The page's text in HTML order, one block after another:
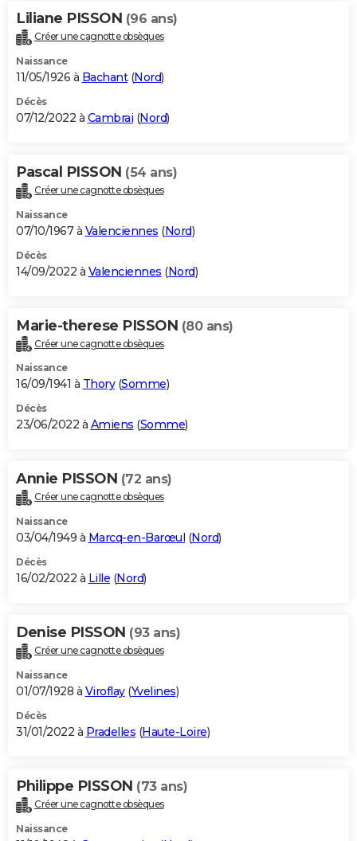
Liliane PISSON (96 ans)
Créer une cagnotte obsèques
Naissance
11/05/1926 à Bachant(Nord)
Décès
07/12/2022 à Cambrai (Nord)
Pascal PISSON (54 ans)
Créer une cagnotte obsèques
Naissance
07/10/1967 à Valenciennes (Nord)
Décès
14/09/2022 à Valenciennes (Nord)
Marie-therese PISSON (80 ans)
Créer une cagnotte obsèques
Naissance
16/09/1941 à Thory(Somme)
Décès
23/06/2022 à Amiens (Somme)
Annie PISSON (72 ans)
Créer une cagnotte obsèques
Naissance
03/04/1949 à Marcq-en-Barœul (Nord)
Décès
16/02/2022 à Lille (Nord)
Denise PISSON (93 ans)
Créer une cagnotte obsèques
Naissance
01/07/1928 à Viroflay(Yvelines)
Décès
31/01/2022 à Pradelles (Haute-Loire)
Philippe PISSON (73 ans)
Créer une cagnotte obsèques
Naissance